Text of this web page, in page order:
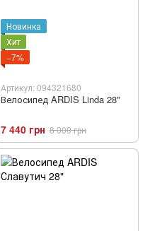
Новинка
Хит
−7%
Артикул: 094321680
Велосипед ARDIS Linda 28"
7 440 грн 8 000 грн